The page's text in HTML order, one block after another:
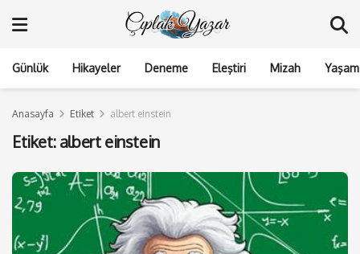
Günlük Hikayeler Deneme Eleştiri Mizah
Anasayfa Etiket albert einstein
Etiket:albert einstein